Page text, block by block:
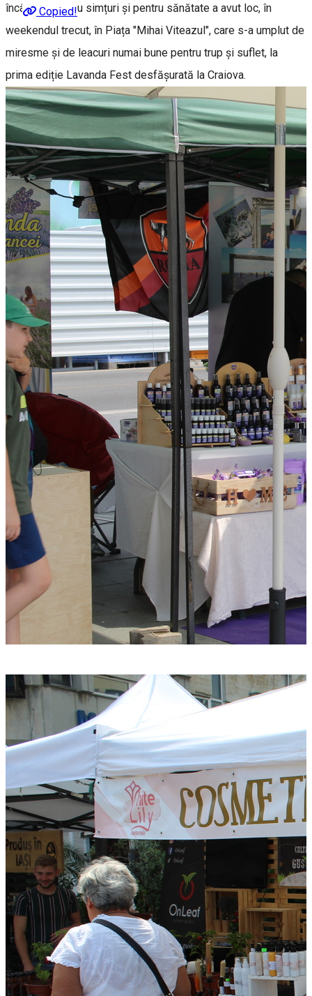
Copied!
încântare pentru simțuri și pentru sănătate a avut loc, în
weekendul trecut, în Piața "Mihai Viteazul", care s-a umplut de
miresme și de leacuri numai bune pentru trup și suflet, la
prima ediție Lavanda Fest desfășurată la Craiova.